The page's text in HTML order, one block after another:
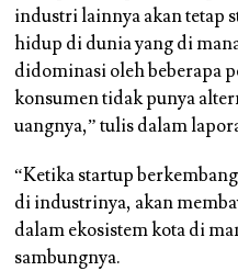
industri lainnya akan tetap
hidup di dunia yang di
didominasi oleh beberapa
konsumen tidak punya
uangnya,” tulis dalam
“Ketika startup
di industrinya, akan
dalam ekosistem kota di
sambungnya.